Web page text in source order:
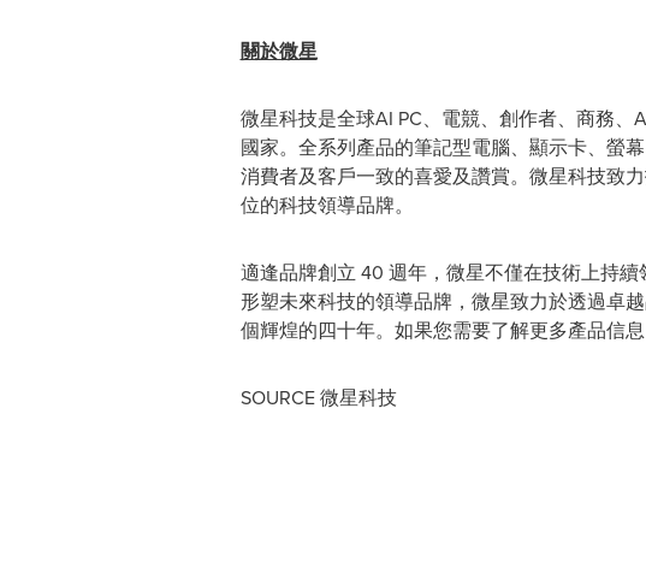
關於微星
微星科技是全球AI PC、電競、創作者、商務
國家。全系列產品的筆記型電腦、顯示卡、螢
消費者及客戶一致的喜愛及讚賞。微星科技致
位的科技領導品牌。
適逢品牌創立 40 週年，微星不僅在技術上持
形塑未來科技的領導品牌，微星致力於透過卓
個輝煌的四十年。如果您需要了解更多產品信
SOURCE 微星科技